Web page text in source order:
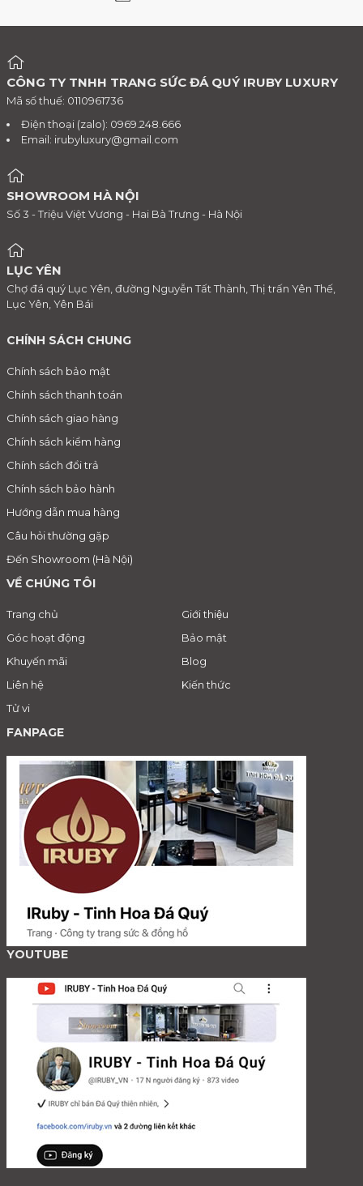
CÔNG TY TNHH TRANG SỨC ĐÁ QUÝ IRUBY LUXURY
Mã số thuế: 0110961736
Điện thoại (zalo): 0969.248.666
Email: irubyluxury@gmail.com
SHOWROOM HÀ NỘI
Số 3 - Triệu Việt Vương - Hai Bà Trưng - Hà Nội
LỤC YÊN
Chợ đá quý Lục Yên, đường Nguyễn Tất Thành, Thị trấn Yên Thế,
Lục Yên, Yên Bái
CHÍNH SÁCH CHUNG
Chính sách bảo mật
Chính sách thanh toán
Chính sách giao hàng
Chính sách kiểm hàng
Chính sách đổi trả
Chính sách bảo hành
Hướng dẫn mua hàng
Câu hỏi thường gặp
Đến Showroom (Hà Nội)
VỀ CHÚNG TÔI
Trang chủ
Giới thiệu
Góc hoạt động
Bảo mật
Khuyến mãi
Blog
Liên hệ
Kiến thức
Tử vi
FANPAGE
YOUTUBE